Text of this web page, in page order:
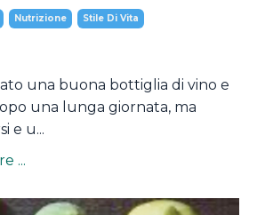
Nutrizione Stile Di Vita
una buona bottiglia di vino e
una lunga giornata, ma
e u...
...